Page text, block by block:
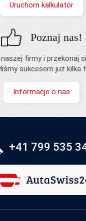
Uruchom kalkulator
Poznaj nas!
firmy i przekonaj
sukcesem już kilka
Informacje o nas
+41 799 535